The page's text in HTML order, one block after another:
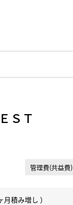
ＳＴ
管理費(共益費)
積み増し ）